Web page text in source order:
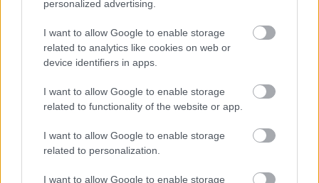
personalized advertising.
I want to allow Google to enable storage
related to analytics like cookies on web or
device identifiers in apps.
I want to allow Google to enable storage
related to functionality of the website or app.
I want to allow Google to enable storage
related to personalization.
I want to allow Google to enable storage
viseleteket, a Népi Iparművészeti Gyűjteményben
Orvostörténeti Gyűjteményben rózsaszirmos tea-
kóstolására várják az érdeklődőket, a Magyar
Fotográfiai Múzeumban Bálint Endre-fotókat, a
Levéltárban színháztörténeti tárgyakat állítanak ki.
A szegedi Kultúrpalotában az ókori egyiptomi
vallással és a mindennapokkal, a Kass Galériában a
halotti kultusszal, a Fekete-házban pedig a
mumifikálással ismerkedhetnek meg a látogatók. A